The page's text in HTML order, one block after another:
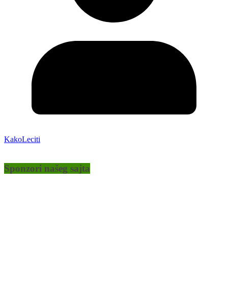
KakoLeciti
Sponzori našeg sajta